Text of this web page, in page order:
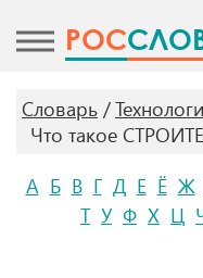
POC
Словарь
Что такое
А Б В Г Д Е Ё Ж
Т У Ф Х Ц